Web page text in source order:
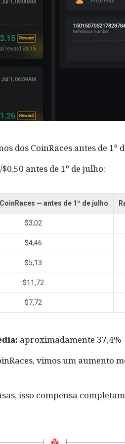
dos CoinRaces antes de
antes de 1º de julho:
— antes de 1º de julho
$3,02
$4,46
$5,13
$11,72
$7,72
aproximadamente 37,4%
vimos um aumento
isso compensa